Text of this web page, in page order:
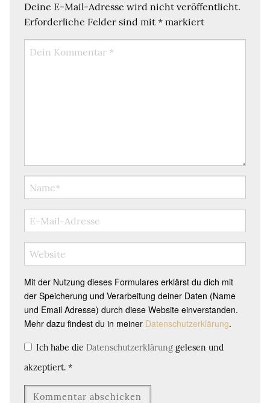
Deine E-Mail-Adresse wird nicht veröffentlicht.
Erforderliche Felder sind mit * markiert
Mit der Nutzung dieses Formulares erklärst du dich mit
der Speicherung und Verarbeitung deiner Daten (Name
und Email Adresse) durch diese Website einverstanden.
Mehr dazu findest du in meiner Datenschutzerklärung.
Ich habe die Datenschutzerklärung gelesen und
akzeptiert. *